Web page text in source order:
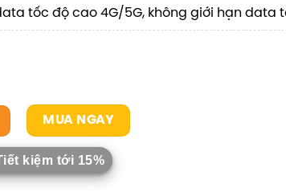
tốc độ cao 4G/5G, không giới hạn data
MUA NGAY
kiệm tới 15%